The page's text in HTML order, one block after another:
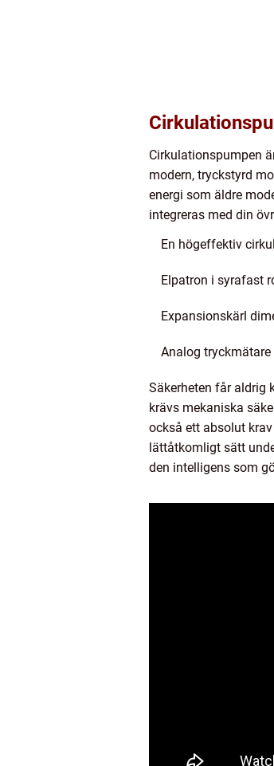
Cirkulationspumpen
modern, tryckstyrd
energi som äldre
integreras med din
En högeffektiv
Elpatron i syrafast
Expansionskärl
Analog
Säkerheten får aldrig
krävs mekaniska
också ett absolut
lättåtkomligt sätt
den intelligens som